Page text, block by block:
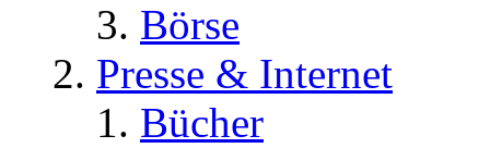
Börse
Presse & Internet
Bücher